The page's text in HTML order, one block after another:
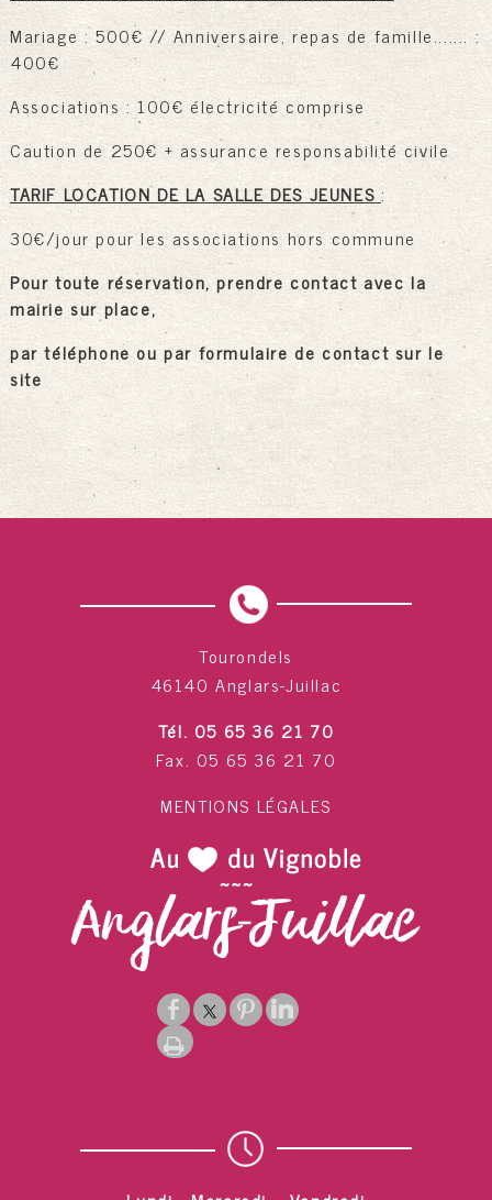
Mariage : 500€ // Anniversaire, repas de famille....... :
400€
Associations : 100€ électricité comprise
Caution de 250€ + assurance responsabilité civile
TARIF LOCATION DE LA SALLE DES JEUNES :
30€/jour pour les associations hors commune
Pour toute réservation, prendre contact avec la
mairie sur place,
par téléphone ou par formulaire de contact sur le
site
Tourondels
46140 Anglars-Juillac
Tél. 05 65 36 21 70
Fax. 05 65 36 21 70
MENTIONS LÉGALES